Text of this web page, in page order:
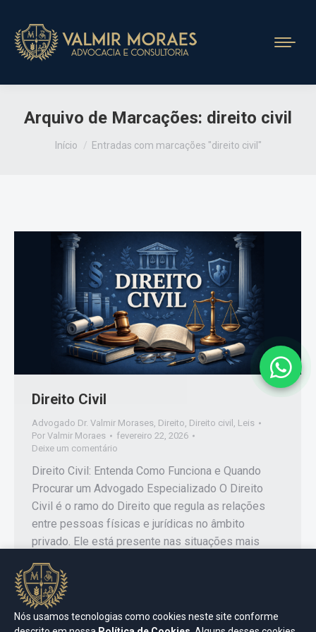
Arquivo de Marcações: direito civil
Você está aqui:
Início Entradas com marcações "direito civil"
Direito Civil
Advogado Dr. Valmir Morases Direito Direito civil
Leis
Por Valmir Moraes
fevereiro 22, 2026
Deixe um comentário
Direito Civil: Entenda Como Funciona e Quando
Procurar um Advogado Especializado O Direito
Civil é o ramo do Direito que regula as relações
entre pessoas físicas e jurídicas no âmbito
privado. Ele está presente nas situações mais
indenizações, responsabilidade civil, família,
sucessões e questões patrimoniais. A atuação
da…
Nós usamos tecnologias como cookies neste site conforme